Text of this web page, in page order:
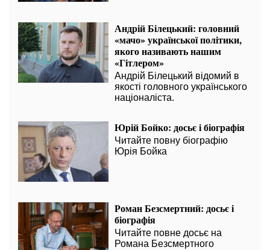
Андрій Білецький: головний
«мачо» української політики,
якого називають нашим
«Гітлером»
Андрій Білецький відомий в
якості головного українського
націоналіста.
Юрій Бойко: досьє і біографія
Читайте повну біографію
Юрія Бойка
Роман Безсмертний: досьє і
біографія
Читайте повне досьє на
Романа Безсмертного